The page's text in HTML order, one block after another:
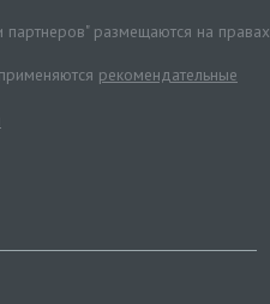
размещаются на правах
рекомендательные